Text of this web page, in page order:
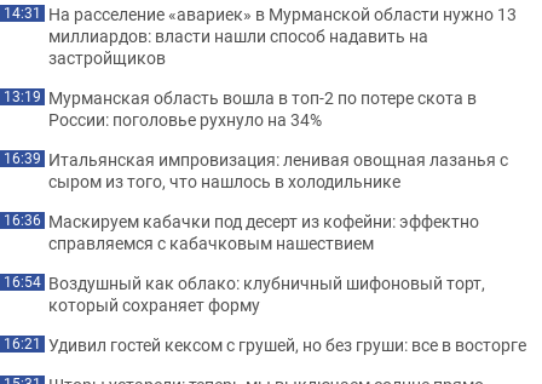
14:31 На расселение «авариек» в Мурманской области нужно 13
миллиардов: власти нашли способ надавить на
застройщиков
13:19 Мурманская область вошла в топ-2 по потере скота в
России: поголовье рухнуло на 34%
16:39 Итальянская импровизация: ленивая овощная лазанья с
сыром из того, что нашлось в холодильнике
16:36 Маскируем кабачки под десерт из кофейни: эффектно
справляемся с кабачковым нашествием
16:54 Воздушный как облако: клубничный шифоновый торт,
который сохраняет форму
16:21 Удивил гостей кексом с грушей, но без груши: все в восторге